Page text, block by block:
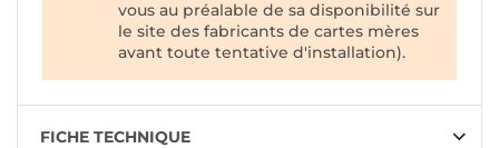
vous au préalable de sa disponibilité sur
le site des fabricants de cartes mères
avant toute tentative d'installation).
FICHE TECHNIQUE